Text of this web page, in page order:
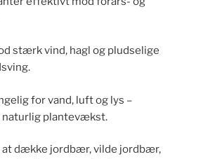
stærk vind, hagl og pludselige
for vand, luft og lys –
plantevækst.
at dække jordbær, vilde jordbær,